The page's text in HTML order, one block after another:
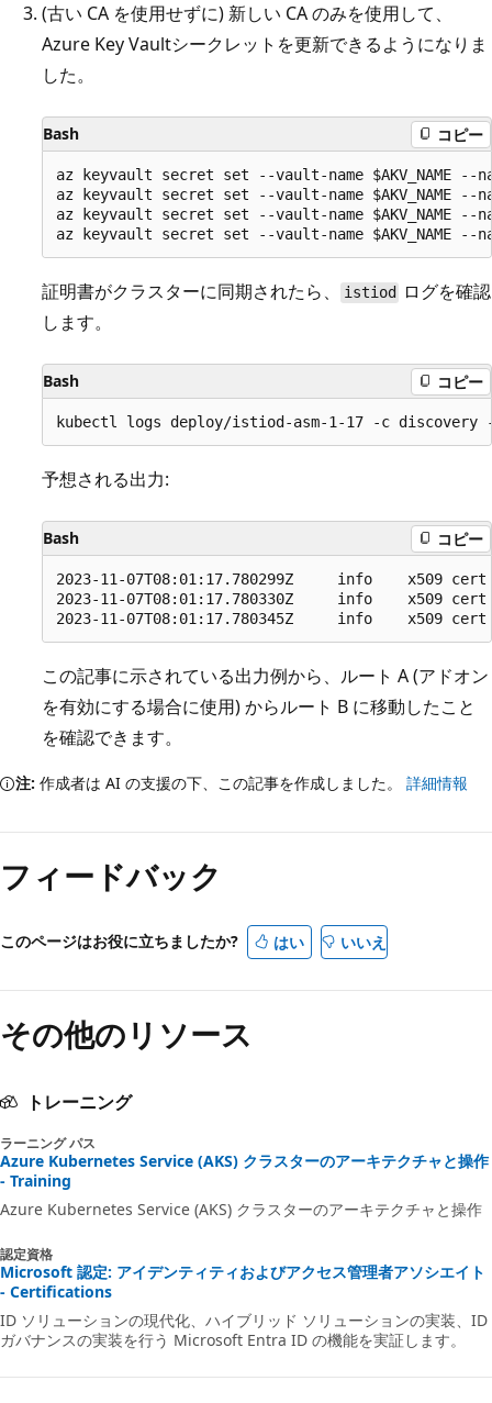
(古い CA を使用せずに) 新しい CA のみを使用して、
Azure Key Vaultシークレットを更新できるようになりま
した。
Bash コピー
az keyvault secret set --vault-name
az keyvault secret set --vault-name $AKV_NAME
az keyvault secret set --vault-name $AKV_NAME
証明書がクラスターに同期されたら、 istiod
ログを確認
します。
Bash コピー
予想される出力:
Bash コピー
2023-11-07T08:01:17.780299Z     info    x509 cert
2023-11-07T08:01:17.780330Z     info    x509 cert
この記事に示されている出力例から、ルート A (アドオン
を有効にする場合に使用) からルート B に移動したこと
を確認できます。
注: 作成者は AI の支援の下、この記事を作成しました。 詳細情報
フィードバック
このページはお役に立ちましたか? はい いいえ
その他のリソース
トレーニング
ラーニング パス
Azure Kubernetes Service (AKS) クラスターのアーキテクチャと操作
- Training
Azure Kubernetes Service (AKS) クラスターのアーキテクチャと操作
認定資格
Microsoft 認定: アイデンティティおよびアクセス管理者アソシエイト
- Certifications
ID ソリューションの現代化、ハイブリッド ソリューションの実装、ID
ガバナンスの実装を行う Microsoft Entra ID の機能を実証します。